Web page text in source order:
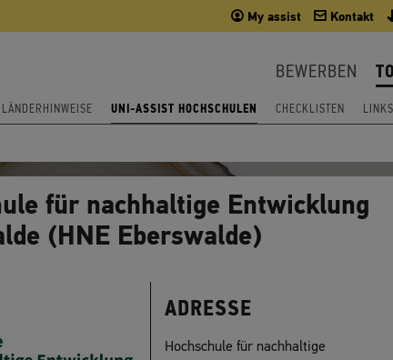
My assist Kontakt
BEWERBEN
LÄNDERHINWEISE UNI-ASSIST HOCHSCHULEN CHECKLISTEN LINKS
für nachhaltige Entwicklung
(HNE Eberswalde)
ADRESSE
Hochschule für nachhaltige